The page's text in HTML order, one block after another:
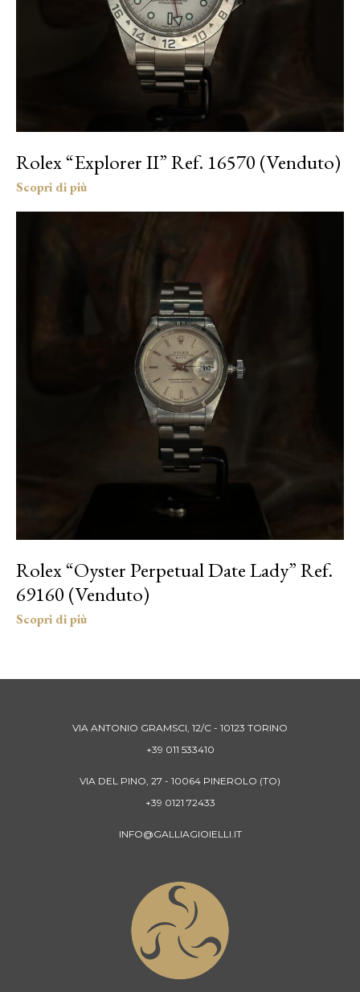
Rolex “Explorer II” Ref. 16570 (Venduto)
Rolex “Oyster Perpetual Date Lady” Ref.
69160 (Venduto)
VIA ANTONIO GRAMSCI, 12/C - 10123 TORINO
+39 011 533410
VIA DEL PINO, 27 - 10064 PINEROLO (TO)
+39 0121 72433
INFO@GALLIAGIOIELLI.IT